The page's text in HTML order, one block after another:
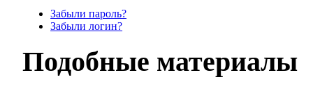
Забыли пароль?
Забыли логин?
Подобные материалы